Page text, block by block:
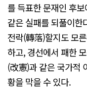
를 득표한 문재인 후
같은 실패를 되풀이
전락(轉落)할지도 모
하고, 경선에서 패한
(改憲)과 같은 국가적
황을 막을 수 있다.